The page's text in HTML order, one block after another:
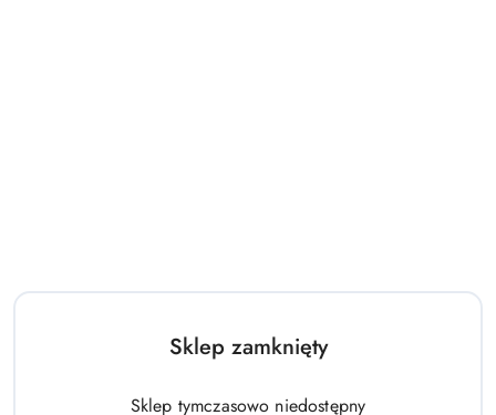
Sklep zamknięty
Sklep tymczasowo niedostępny